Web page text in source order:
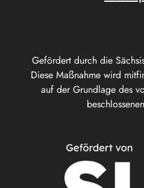
Gefördert durch die
Diese Maßnahme wird
auf der Grundlage des